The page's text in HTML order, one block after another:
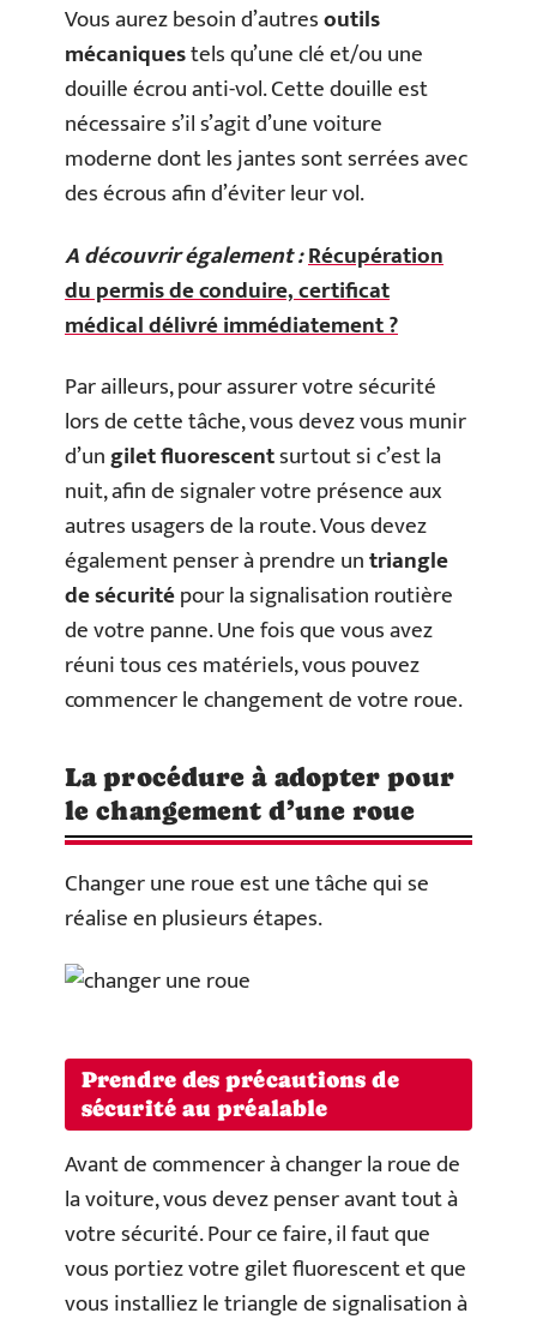
Vous aurez besoin d’autresoutils
mécaniquestels qu’une clé et/ou une
douille écrou anti-vol. Cette douille est
nécessaire s’il s’agit d’une voiture
moderne dont les jantes sont serrées avec
des écrous afin d’éviter leur vol.
A découvrir également :Récupération
du permis de conduire, certificat
médical délivré immédiatement ?
Par ailleurs, pour assurer votre sécurité
lors de cette tâche, vous devez vous munir
d’ungilet fluorescentsurtout si c’est la
nuit, afin de signaler votre présence aux
autres usagers de la route. Vous devez
également penser à prendre untriangle
de sécuritépour la signalisation routière
de votre panne. Une fois que vous avez
réuni tous ces matériels, vous pouvez
commencer le changement de votre roue.
La procédure à adopter pour
le changement d’une roue
Changer une roue est une tâche qui se
réalise en plusieurs étapes.
Prendre des précautions de
sécurité au préalable
Avant de commencer à changer la roue de
la voiture, vous devez penser avant tout à
votre sécurité. Pour ce faire, il faut que
vous portiez votre gilet fluorescent et que
vous installiez le triangle de signalisation à